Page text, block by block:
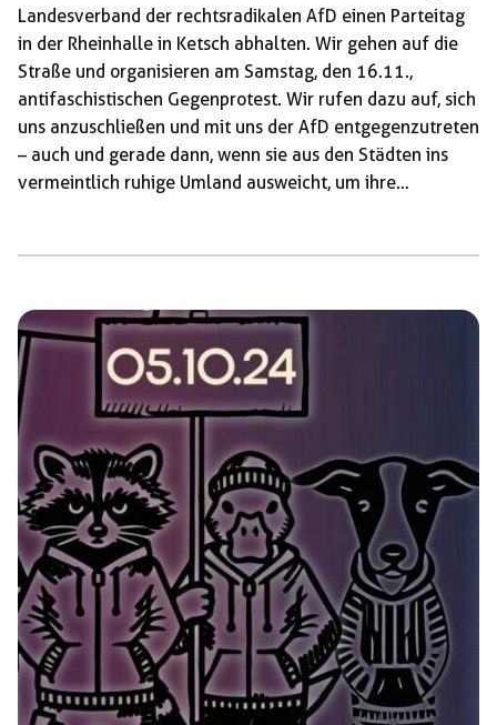
Landesverband der rechtsradikalen AfD einen Parteitag
in der Rheinhalle in Ketsch abhalten. Wir gehen auf die
Straße und organisieren am Samstag, den 16.11.,
antifaschistischen Gegenprotest. Wir rufen dazu auf, sich
uns anzuschließen und mit uns der AfD entgegenzutreten
– auch und gerade dann, wenn sie aus den Städten ins
vermeintlich ruhige Umland ausweicht, um ihre
Erfolge nicht nur in Baden-Württemberg, sondern in ganz
Deutschland rüsten. Die Ergebnisse der letzten
Landtagswahlen in Thüringen, Sachsen und […]